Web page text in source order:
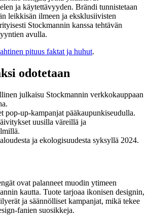
ja käytettävyyden. Brändi tunnistetaan
leikkisän ilmeen ja eksklusiivisten
Stockmannin kanssa tehtävän
avulla.
pituus faktat ja huhut.
odotetaan
julkaisu Stockmannin verkkokauppaan
pop-up-kampanjat pääkaupunkiseudulla.
uusilla väreillä ja
ja ekologisuudesta syksyllä 2024.
ovat palanneet muodin ytimeen
kautta. Tuote tarjoaa ikonisen designin,
ja säännölliset kampanjat, mikä tekee
fanien suosikkeja.